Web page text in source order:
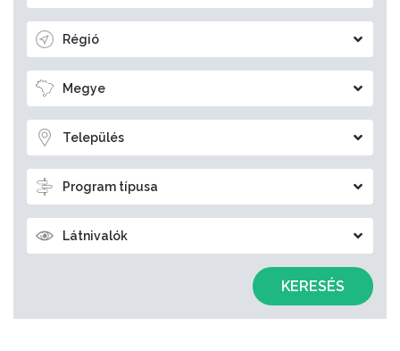
Régió
Megye
Település
Program típusa
Látnivalók
KERESÉS